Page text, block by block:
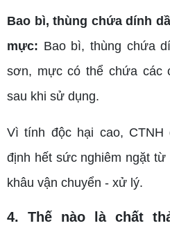
Bao bì, thùng chứa dính
mực: Bao bì, thùng chứa
sơn, mực có thể chứa các
sau khi sử dụng.
Vì tính độc hại cao,
định hết sức nghiêm ngặt
khâu vận chuyển - xử lý.
4. Thế nào là chất